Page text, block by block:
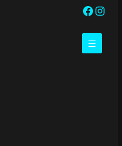
Facebook https://www.instagram.com/klubknud